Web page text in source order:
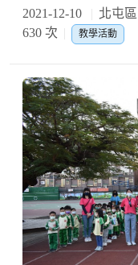
2021-12-10 北屯
630 次
教學活動